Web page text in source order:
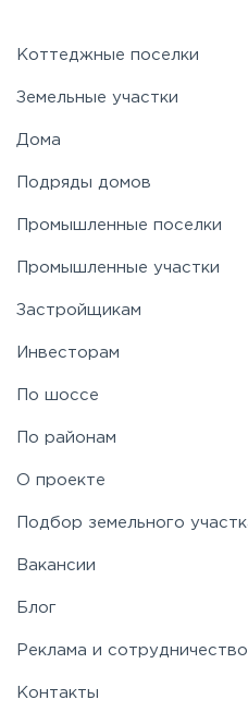
Коттеджные поселки
Земельные участки
Дома
Подряды домов
Промышленные поселки
Промышленные участки
Застройщикам
Инвесторам
По шоссе
По районам
О проекте
Подбор земельного
Вакансии
Блог
Реклама и сотрудничество
Контакты